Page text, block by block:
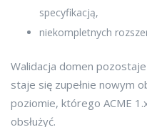
specyfikacją,
niekompletnych
Walidacja domen
staje się zupełnie nowym
poziomie, którego ACME
obsłużyć.